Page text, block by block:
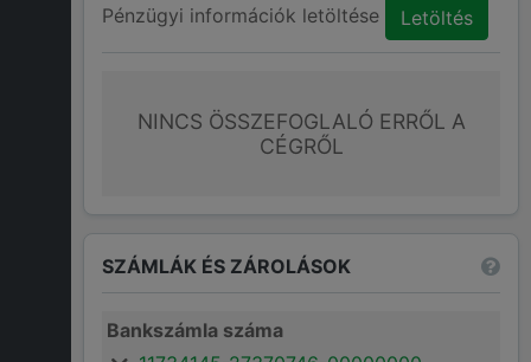
Pénzügyi információk letöltése Letöltés
NINCS ÖSSZEFOGLALÓ ERRŐL A
CÉGRŐL
SZÁMLÁK ÉS ZÁROLÁSOK
Bankszámla száma